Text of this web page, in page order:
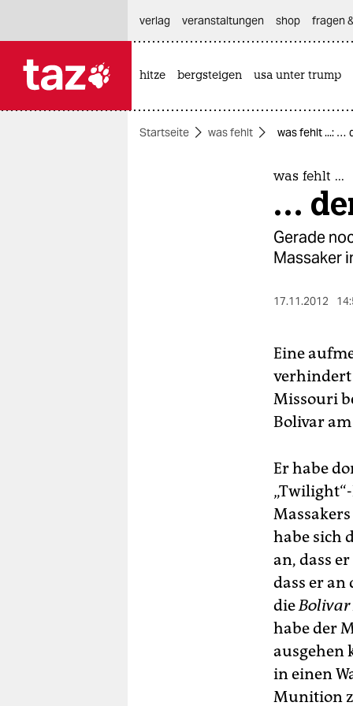
themen
verlag
veranstaltungen shop fragen
hitze bergsteigen usa unter trump
Startseite was fehlt was fehlt ...: …
was fehlt ...
…
Gerade
Massaker
17.11.2012
Eine
verhindert
Missouri
Bolivar
Er habe
habe sich
an, dass
dass er
dieBolivar
habe der
ausgehen
in einen
Munition